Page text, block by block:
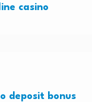
casino
deposit bonus